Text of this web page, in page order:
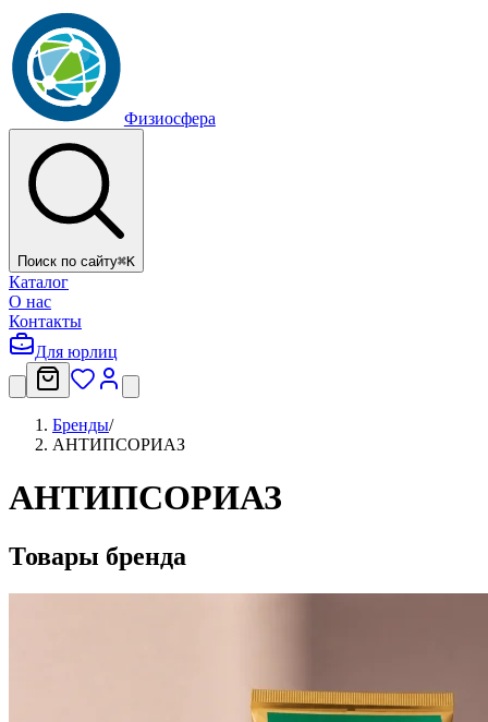
Физиосфера
Поиск по сайту⌘K
Каталог
О нас
Контакты
Для юрлиц
Бренды/
АНТИПСОРИАЗ
АНТИПСОРИАЗ
Товары бренда